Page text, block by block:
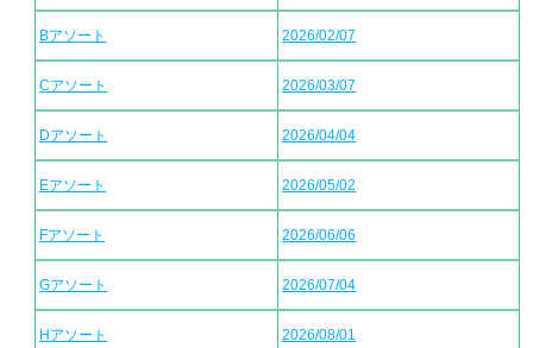
Bアソート 2026/02/07
Cアソート 2026/03/07
Dアソート 2026/04/04
Eアソート 2026/05/02
Fアソート 2026/06/06
Gアソート 2026/07/04
Hアソート 2026/08/01